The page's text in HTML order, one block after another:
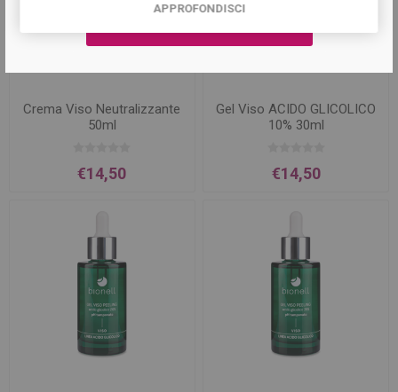
Crema Viso Neutralizzante
50ml
€14,50
Gel Viso ACIDO GLICOLICO
10% 30ml
€14,50
APPROFONDISCI